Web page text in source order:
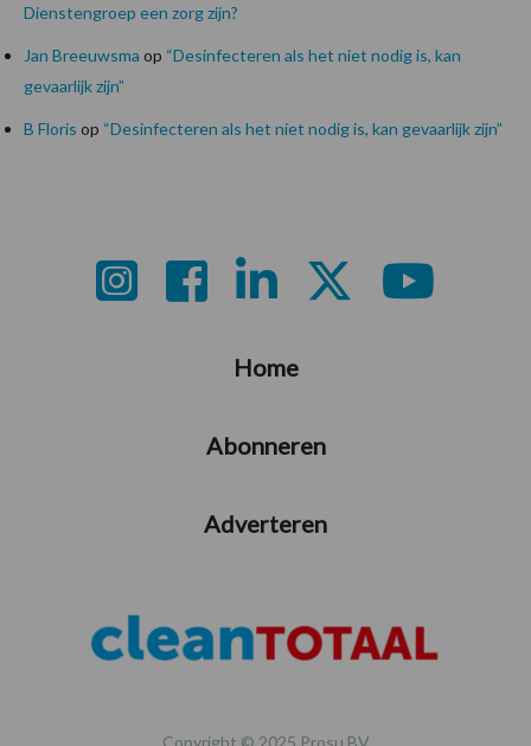
Dienstengroep een zorg zijn?
Jan Breeuwsma op “Desinfecteren als het niet nodig is, kan
gevaarlijk zijn”
B Floris op “Desinfecteren als het niet nodig is, kan gevaarlijk zijn”
Home
Abonneren
Adverteren
Copyright © 2025 Prosu BV